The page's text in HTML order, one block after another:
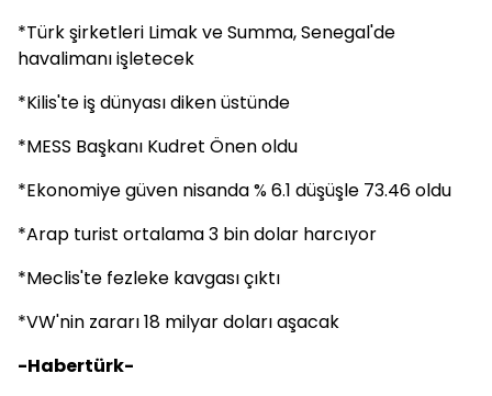
*Türk şirketleri Limak ve Summa, Senegal'de
havalimanı işletecek
*Kilis'te iş dünyası diken üstünde
*MESS Başkanı Kudret Önen oldu
*Ekonomiye güven nisanda % 6.1 düşüşle 73.46 oldu
*Arap turist ortalama 3 bin dolar harcıyor
*Meclis'te fezleke kavgası çıktı
*VW'nin zararı 18 milyar doları aşacak
-Habertürk-